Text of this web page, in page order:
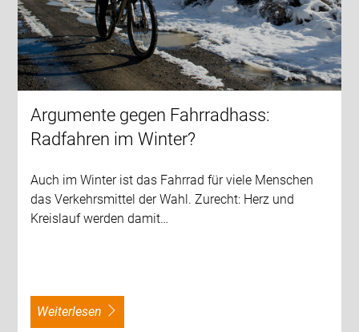
Argumente gegen Fahrradhass:
Radfahren im Winter?
Auch im Winter ist das Fahrrad für viele Menschen
das Verkehrsmittel der Wahl. Zurecht: Herz und
Kreislauf werden damit…
weiterlesen